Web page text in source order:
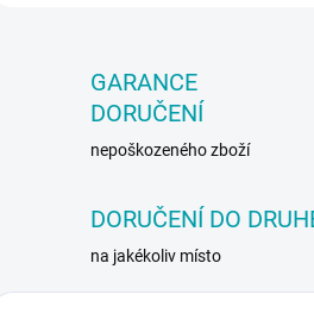
GARANCE
DORUČENÍ
nepoškozeného zboží
DORUČENÍ DO
na jakékoliv místo